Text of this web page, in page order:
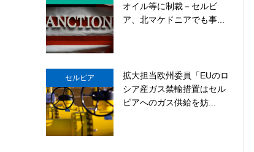
オイル等に制裁－セルビ
ア、北マケドニアでも事...
セルビア
拡大担当欧州委員「EUのロ
シア産ガス禁輸措置はセル
ビアへのガス供給を妨...